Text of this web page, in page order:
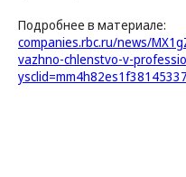
Подробнее в материале:
companies.rbc.ru/news/
vazhno-chlenstvo-v-